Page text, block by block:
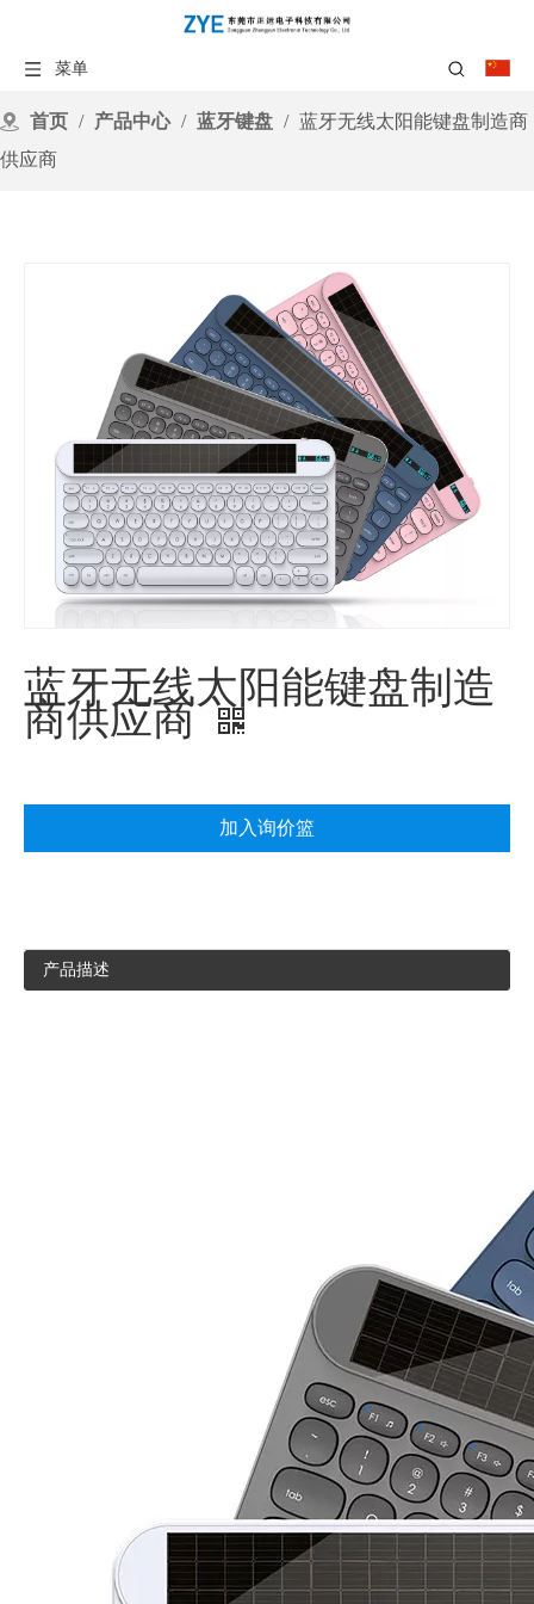
菜单
首页 / 产品中心 / 蓝牙键盘 / 蓝牙无线太阳能键盘制造商
供应商
蓝牙无线太阳能键盘制造
商供应商
加入询价篮
产品描述